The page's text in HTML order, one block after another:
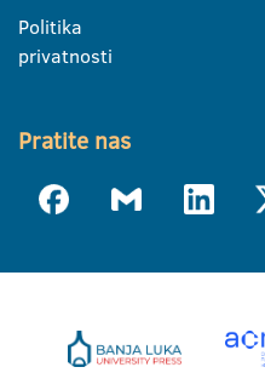
Politika
privatnosti
Pratite nas